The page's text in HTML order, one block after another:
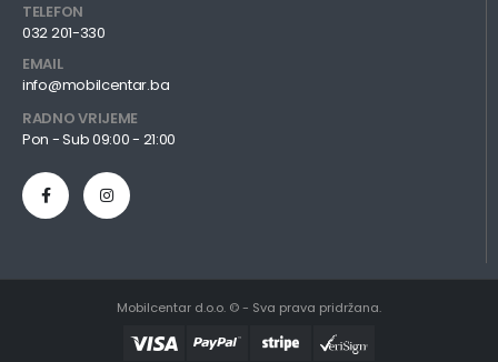
TELEFON
032 201-330
EMAIL
info@mobilcentar.ba
RADNO VRIJEME
Pon - Sub 09:00 - 21:00
Mobilcentar d.o.o. © - Sva prava pridržana.